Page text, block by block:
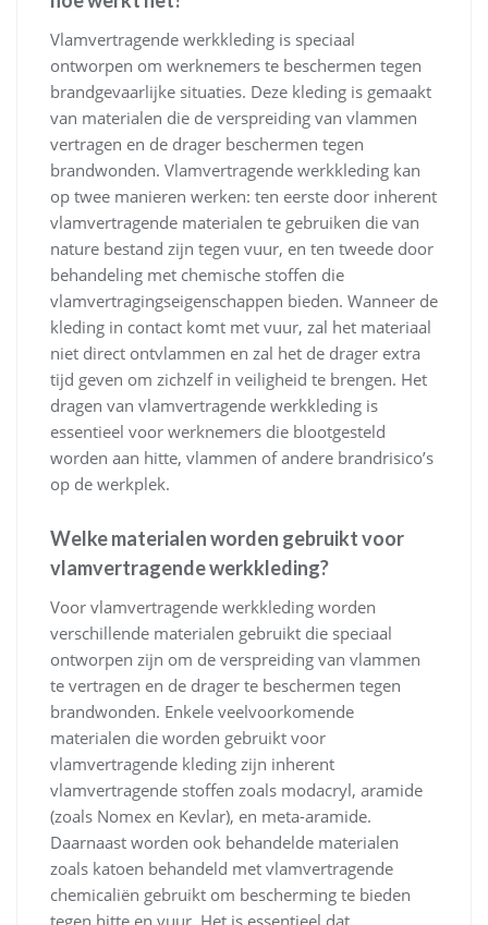
Vlamvertragende werkkleding is speciaal
ontworpen om werknemers te beschermen tegen
brandgevaarlijke situaties. Deze kleding is gemaakt
van materialen die de verspreiding van vlammen
vertragen en de drager beschermen tegen
brandwonden. Vlamvertragende werkkleding kan
op twee manieren werken: ten eerste door inherent
vlamvertragende materialen te gebruiken die van
nature bestand zijn tegen vuur, en ten tweede door
behandeling met chemische stoffen die
vlamvertragingseigenschappen bieden. Wanneer de
kleding in contact komt met vuur, zal het materiaal
niet direct ontvlammen en zal het de drager extra
tijd geven om zichzelf in veiligheid te brengen. Het
dragen van vlamvertragende werkkleding is
essentieel voor werknemers die blootgesteld
worden aan hitte, vlammen of andere brandrisico’s
op de werkplek.
Welke materialen worden gebruikt voor
vlamvertragende werkkleding?
Voor vlamvertragende werkkleding worden
verschillende materialen gebruikt die speciaal
ontworpen zijn om de verspreiding van vlammen
te vertragen en de drager te beschermen tegen
brandwonden. Enkele veelvoorkomende
materialen die worden gebruikt voor
vlamvertragende kleding zijn inherent
vlamvertragende stoffen zoals modacryl, aramide
(zoals Nomex en Kevlar), en meta-aramide.
Daarnaast worden ook behandelde materialen
zoals katoen behandeld met vlamvertragende
chemicaliën gebruikt om bescherming te bieden